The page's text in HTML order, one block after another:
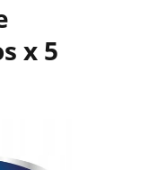
x 5